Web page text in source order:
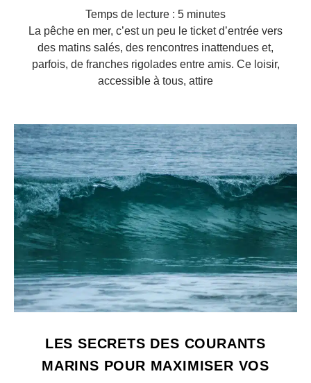
Temps de lecture : 5 minutes
La pêche en mer, c’est un peu le ticket d’entrée vers
des matins salés, des rencontres inattendues et,
parfois, de franches rigolades entre amis. Ce loisir,
accessible à tous, attire
LES SECRETS DES COURANTS
MARINS POUR MAXIMISER VOS